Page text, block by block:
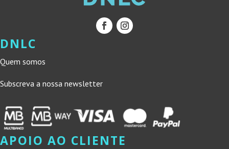
DNLC
Quem somos
Subscreva a nossa newsletter
APOIO AO CLIENTE